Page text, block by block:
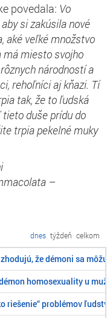
povedala: Vo
si zakúsila nové
aké veľké množstvo
má miesto svojho
národností a
rehoľníci aj kňazi. Tí
tak, že to ľudská
duše prídu do
trpia pekelné muky
–
dnes týždeň celkom
že démoni sa
homosexuality u
riešenie“ problémov